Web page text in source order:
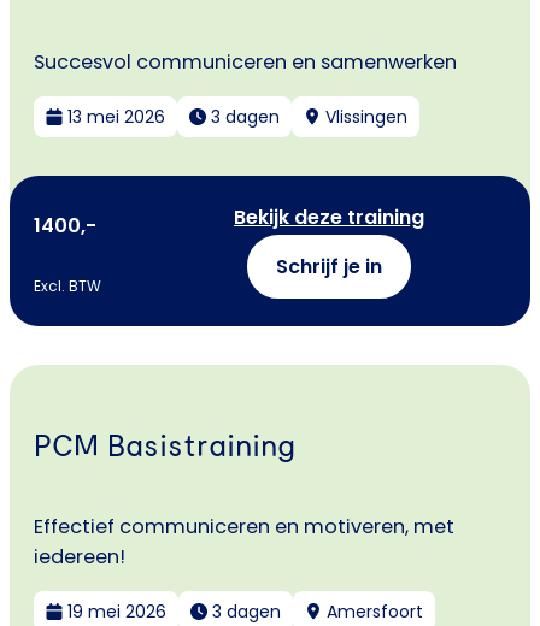
Succesvol communiceren en samenwerken
13 mei 2026 3 dagen Vlissingen
1400,-
Excl. BTW
Bekijk deze training
Schrijf je in
PCM Basistraining
Effectief communiceren en motiveren, met
iedereen!
19 mei 2026 3 dagen Amersfoort